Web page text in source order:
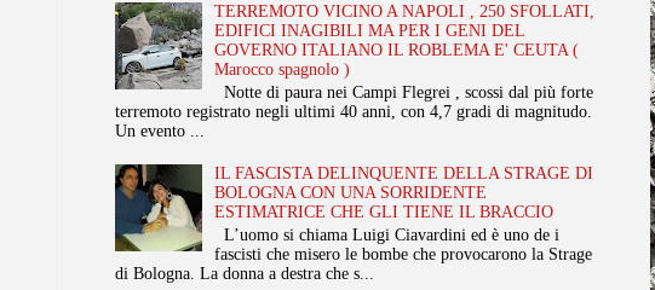
TERREMOTO VICINO A NAPOLI , 250 SFOLLATI,
EDIFICI INAGIBILI MA PER I GENI DEL
GOVERNO ITALIANO IL ROBLEMA E' CEUTA (
Marocco spagnolo )
Notte di paura nei Campi Flegrei , scossi dal più forte
terremoto registrato negli ultimi 40 anni, con 4,7 gradi di magnitudo.
Un evento ...
IL FASCISTA DELINQUENTE DELLA STRAGE DI
BOLOGNA CON UNA SORRIDENTE
ESTIMATRICE CHE GLI TIENE IL BRACCIO
L’uomo si chiama Luigi Ciavardini ed è uno de i
fascisti che misero le bombe che provocarono la Strage
di Bologna. La donna a destra che s...